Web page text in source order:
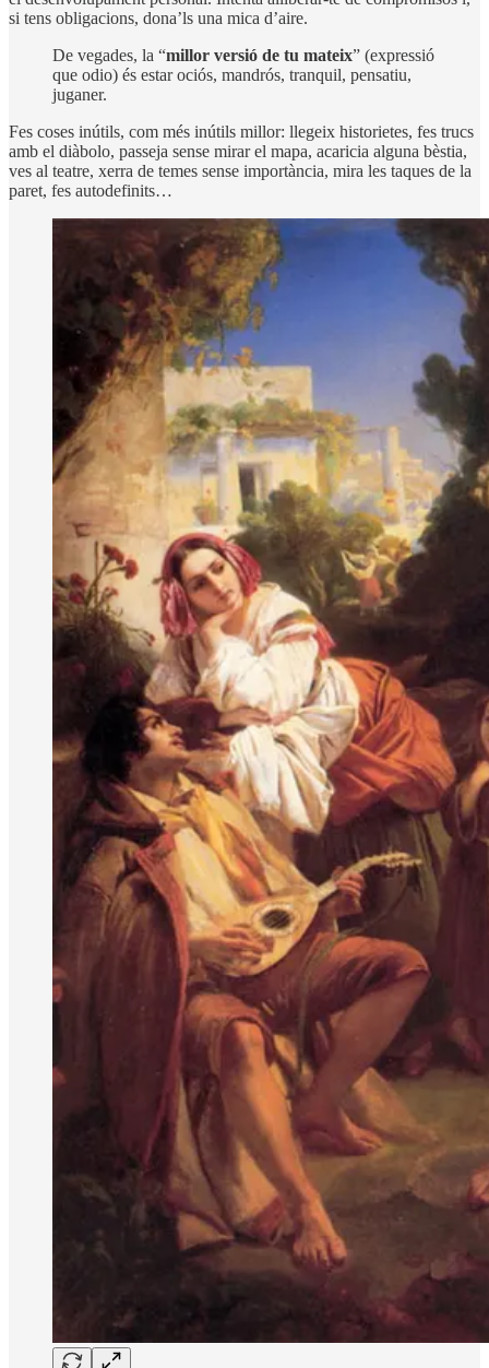
si tens obligacions, dona’ls una mica d’aire.
De vegades, la “millor versió de tu mateix” (expressió
que odio) és estar ociós, mandrós, tranquil, pensatiu,
juganer.
Fes coses inútils, com més inútils millor: llegeix historietes, fes trucs
amb el diàbolo, passeja sense mirar el mapa, acaricia alguna bèstia,
ves al teatre, xerra de temes sense importància, mira les taques de la
paret, fes autodefinits…